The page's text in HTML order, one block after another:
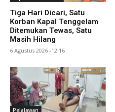
Tiga Hari Dicari, Satu
Korban Kapal Tenggelam
Ditemukan Tewas, Satu
Masih Hilang
6 Agustus 2026 -12:16
Pelalawan